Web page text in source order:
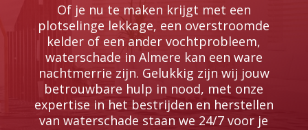
Of je nu te maken krijgt met een
plotselinge lekkage, een overstroomde
kelder of een ander vochtprobleem,
waterschade in Almere kan een ware
nachtmerrie zijn.​ Gelukkig zijn wij jouw
betrouwbare hulp in nood, met onze
expertise in het bestrijden en herstellen
van waterschade staan we 24/7 voor je